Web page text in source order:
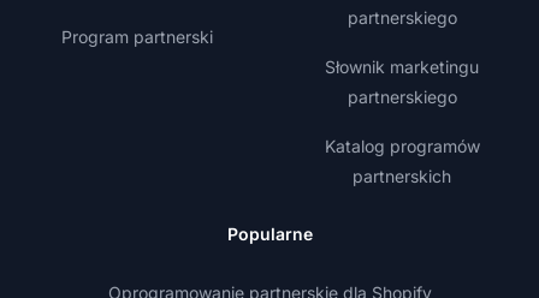
Program partnerski
partnerskiego
Słownik marketingu
partnerskiego
Katalog programów
partnerskich
Popularne
Oprogramowanie partnerskie dla Shopify